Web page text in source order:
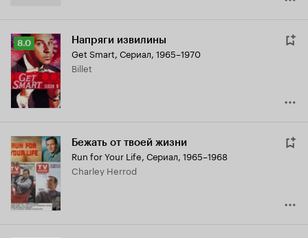
Рейтинг
Кинопоиска
8.0
8.0 Напряги извилины
Get Smart, Сериал, 1965–1970
Billet
Бежать от твоей жизни
Run for Your Life, Сериал, 1965–1968
Charley Herrod